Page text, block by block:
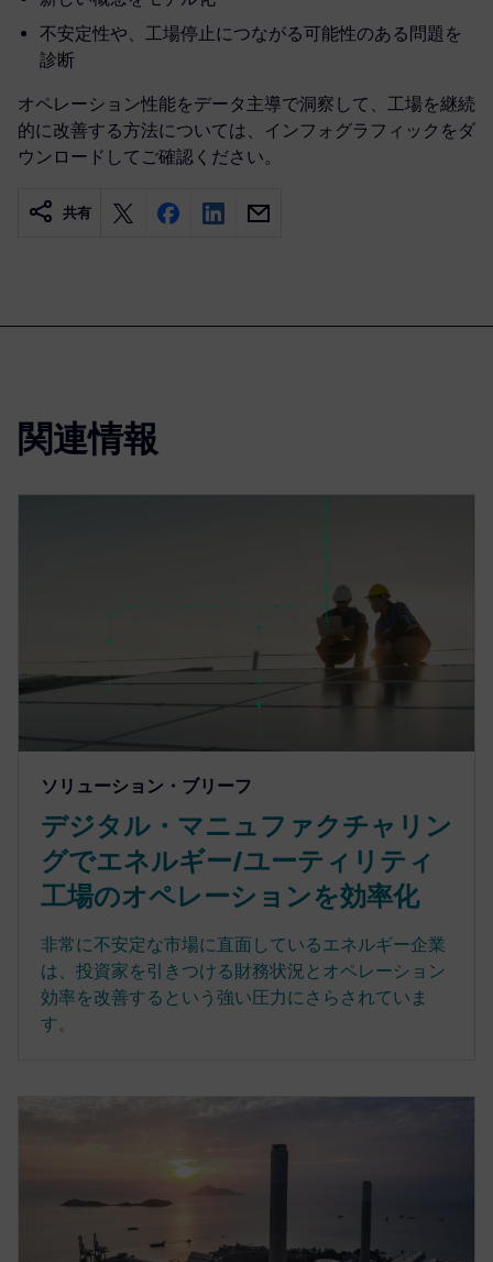
不安定性や、工場停止につながる可能性のある問題を
診断
オペレーション性能をデータ主導で洞察して、工場を継続
的に改善する方法については、インフォグラフィックをダ
ウンロードしてご確認ください。
共有
関連情報
ソリューション・ブリーフ
デジタル・マニュファクチャリン
グでエネルギー/ユーティリティ
工場のオペレーションを効率化
非常に不安定な市場に直面しているエネルギー企業
は、投資家を引きつける財務状況とオペレーション
効率を改善するという強い圧力にさらされていま
す。